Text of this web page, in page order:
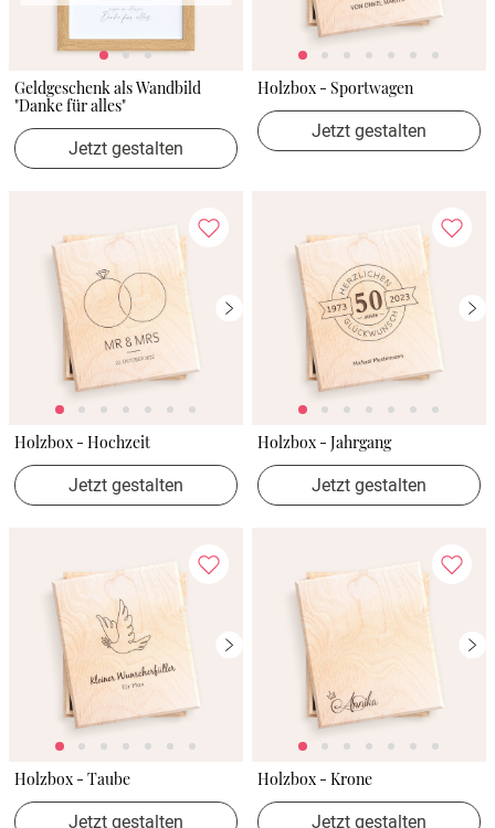
Geldgeschenk als Wandbild
"Danke für alles"
Jetzt gestalten
Holzbox - Sportwagen
Jetzt gestalten
Holzbox - Hochzeit
Jetzt gestalten
Holzbox - Jahrgang
Jetzt gestalten
Holzbox - Taube
Jetzt gestalten
Holzbox - Krone
Jetzt gestalten